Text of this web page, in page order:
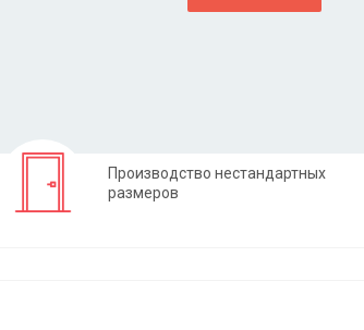
Производство нестандартных
размеров